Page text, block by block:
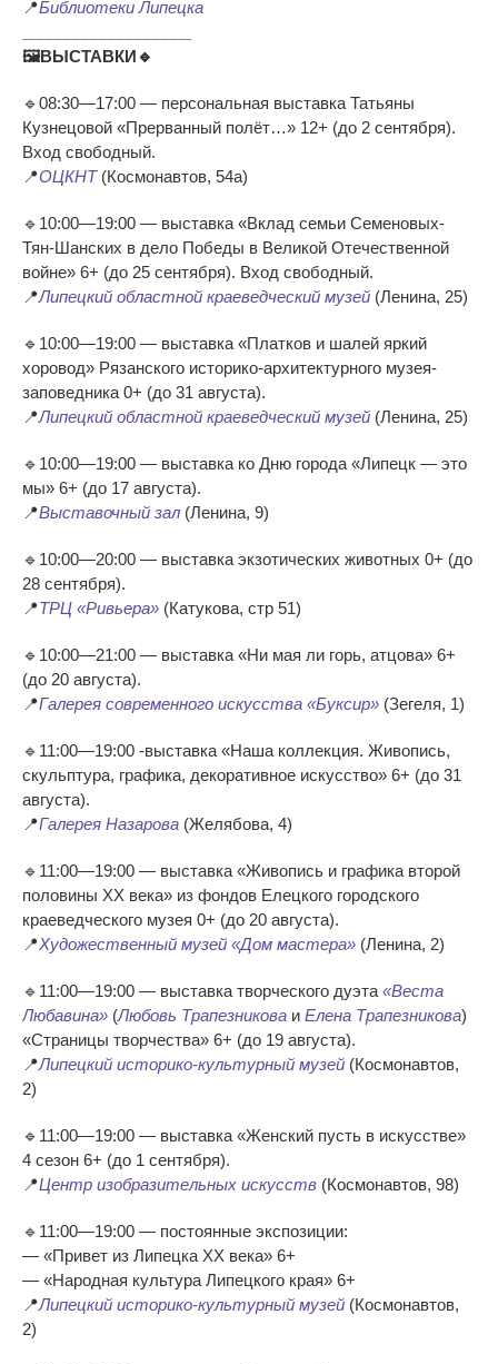
📍Библиотеки Липецка
🖼ВЫСТАВКИ🔹
🔹08:30—17:00 — персональная выставка Татьяны
Кузнецовой «Прерванный полёт…» 12+ (до 2 сентября).
Вход свободный.
📍ОЦКНТ(Космонавтов, 54а)
🔹10:00—19:00 — выставка «Вклад семьи Семеновых-
Тян-Шанских в дело Победы в Великой Отечественной
войне» 6+ (до 25 сентября). Вход свободный.
📍Липецкий областной краеведческий музей (Ленина, 25)
🔹10:00—19:00 — выставка «Платков и шалей яркий
хоровод» Рязанского историко-архитектурного музея-
заповедника 0+ (до 31 августа).
📍Липецкий областной краеведческий музей (Ленина, 25)
🔹10:00—19:00 — выставка ко Дню города «Липецк — это
мы» 6+ (до 17 августа).
📍Выставочный зал (Ленина, 9)
🔹10:00—20:00 — выставка экзотических животных 0+ (до
28 сентября).
📍ТРЦ «Ривьера» (Катукова, стр 51)
🔹10:00—21:00 — выставка «Ни мая ли горь, атцова» 6+
(до 20 августа).
📍Галерея современного искусства «Буксир» (Зегеля, 1)
🔹11:00—19:00 -выставка «Наша коллекция. Живопись,
скульптура, графика, декоративное искусство» 6+ (до 31
августа).
📍Галерея Назарова (Желябова, 4)
🔹11:00—19:00 — выставка «Живопись и графика второй
половины ХХ века» из фондов Елецкого городского
краеведческого музея 0+ (до 20 августа).
📍Художественный музей «Дом мастера» (Ленина, 2)
🔹11:00—19:00 — выставка творческого дуэта «Веста
Любавина» (Любовь Трапезникова и Елена Трапезникова)
«Страницы творчества» 6+ (до 19 августа).
📍Липецкий историко-культурный музей (Космонавтов,
2)
🔹11:00—19:00 — выставка «Женский пусть в искусстве»
4 сезон 6+ (до 1 сентября).
📍Центр изобразительных искусств (Космонавтов, 98)
🔹11:00—19:00 — постоянные экспозиции:
— «Привет из Липецка XX века» 6+
— «Народная культура Липецкого края» 6+
📍Липецкий историко-культурный музей (Космонавтов,
2)